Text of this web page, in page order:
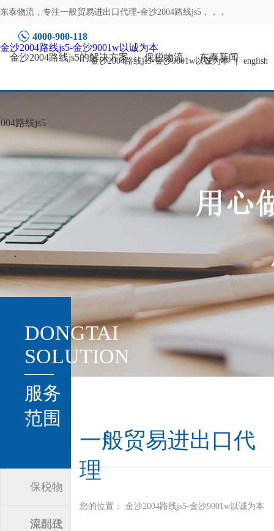
东泰物流，专注一般贸易进出口代理-金沙2004路线js5 ，，，
4000-900-118
金沙2004路线js5-金沙9001w以诚为本 | english
金沙2004路线js5-金沙9001w以诚为本
金沙2004路线js5的解决方案
保税物流 东泰新闻
路线js5
DONGTAI
SOLUTION
服务
范围
保税物
流配送
深圳代
一般贸易进出口代
理
您的位置： 金沙2004路线js5-金沙9001w以诚为本